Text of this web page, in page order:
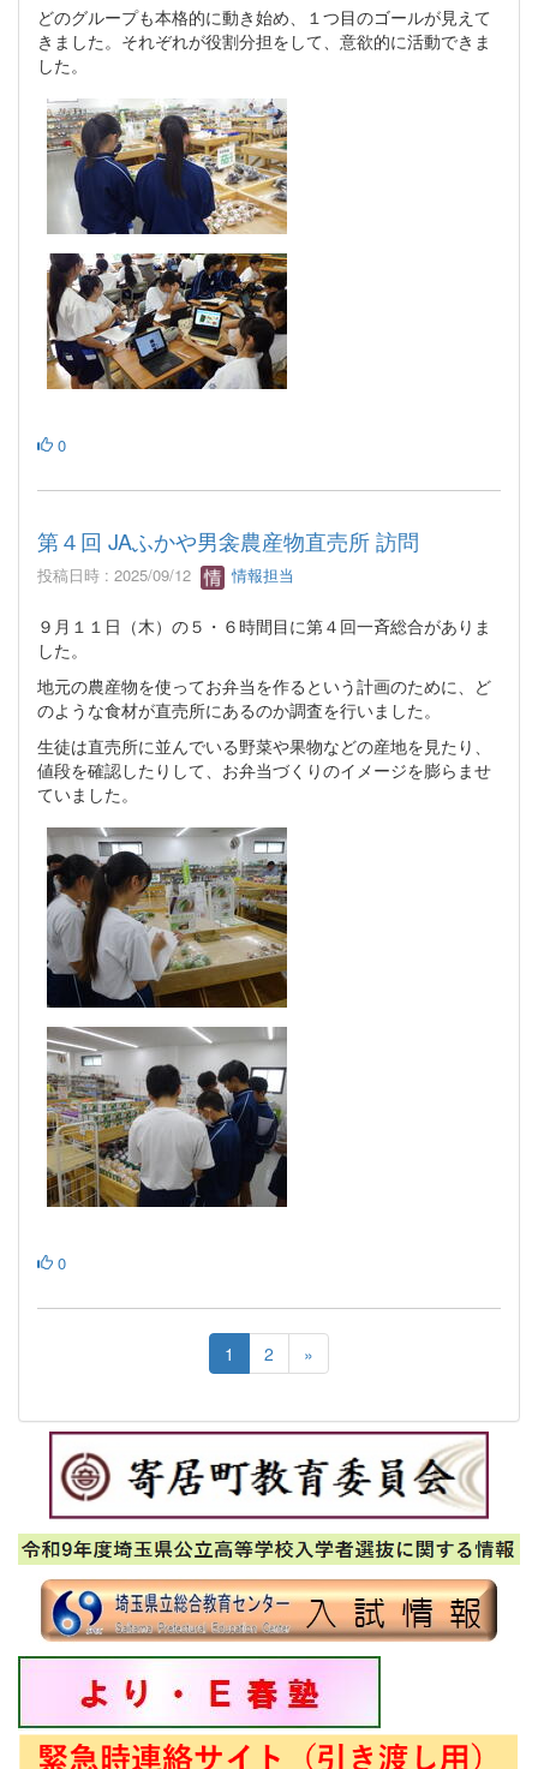
どのグループも本格的に動き始め、１つ目のゴールが見えて
きました。それぞれが役割分担をして、意欲的に活動できま
した。
0
第４回 JAふかや男衾農産物直売所 訪問
投稿日時 : 2025/09/12 情報担当
９月１１日（木）の５・６時間目に第４回一斉総合がありま
した。
地元の農産物を使ってお弁当を作るという計画のために、ど
のような食材が直売所にあるのか調査を行いました。
生徒は直売所に並んでいる野菜や果物などの産地を見たり、
値段を確認したりして、お弁当づくりのイメージを膨らませ
ていました。
0
1 2 »